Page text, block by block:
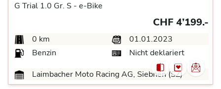
G Trial 1.0 Gr. S - e-Bike
CHF 4’199.-
0 km
01.01.2023
Benzin
Nicht deklariert
Laimbacher Moto Racing AG, Siebnen (SZ)